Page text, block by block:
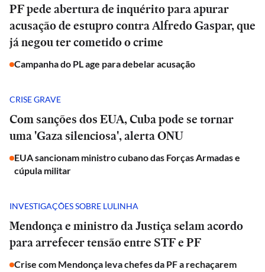
PF pede abertura de inquérito para apurar
acusação de estupro contra Alfredo Gaspar, que
já negou ter cometido o crime
Campanha do PL age para debelar acusação
CRISE GRAVE
Com sanções dos EUA, Cuba pode se tornar
uma 'Gaza silenciosa', alerta ONU
EUA sancionam ministro cubano das Forças Armadas e
cúpula militar
INVESTIGAÇÕES SOBRE LULINHA
Mendonça e ministro da Justiça selam acordo
para arrefecer tensão entre STF e PF
Crise com Mendonça leva chefes da PF a rechaçarem